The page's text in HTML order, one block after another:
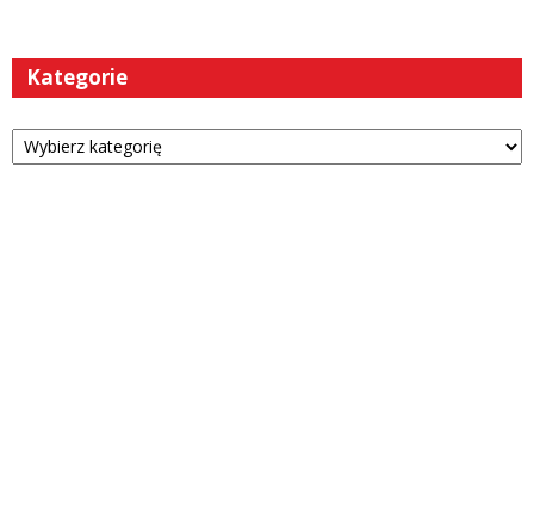
Kategorie
Kategorie